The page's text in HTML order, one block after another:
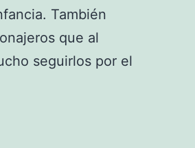
También
que al
seguirlos por el